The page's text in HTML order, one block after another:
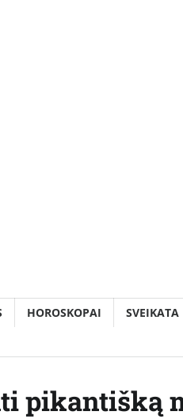
HOROSKOPAI SVEIKATA
pikantišką